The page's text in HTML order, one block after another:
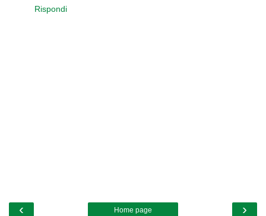
Rispondi
‹ ›
Home page